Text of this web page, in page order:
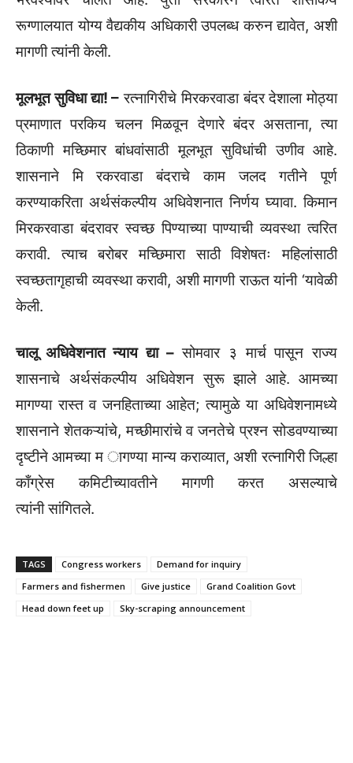
रूग्णालयात योग्य वैद्यकीय अधिकारी उपलब्ध करुन द्यावेत, अशी
मागणी त्यांनी केली.
मूलभूत सुविधा द्या! – रत्नागिरीचे मिरकरवाडा बंदर देशाला मोठ्या
प्रमाणात परकिय चलन मिळवून देणारे बंदर असताना, त्या
ठिकाणी मच्छिमार बांधवांसाठी मूलभूत सुविधांची उणीव आहे.
शासनाने मि रकरवाडा बंदराचे काम जलद गतीने पूर्ण
करण्याकरिता अर्थसंकल्पीय अधिवेशनात निर्णय घ्यावा. किमान
मिरकरवाडा बंदरावर स्वच्छ पिण्याच्या पाण्याची व्यवस्था त्वरित
करावी. त्याच बरोबर मच्छिमारा साठी विशेषतः महिलांसाठी
स्वच्छतागृहाची व्यवस्था करावी, अशी मागणी राऊत यांनी ‘यावेळी
केली.
चालू अधिवेशनात न्याय द्या –सोमवार ३ मार्च पासून राज्य
शासनाचे अर्थसंकल्पीय अधिवेशन सुरू झाले आहे. आमच्या
मागण्या रास्त व जनहिताच्या आहेत; त्यामुळे या अधिवेशनामध्ये
शासनाने शेतकऱ्यांचे, मच्छीमारांचे व जनतेचे प्रश्न सोडवण्याच्या
दृष्टीने आमच्या म ागण्या मान्य कराव्यात, अशी रत्नागिरी जिल्हा
काँग्रेस कमिटीच्यावतीने मागणी करत असल्याचे
त्यांनी सांगितले.
TAGS Congress workers
Demand for inquiry
Farmers and fishermen
Give justice
Grand Coalition Govt
Head down feet up
Sky-scraping announcement